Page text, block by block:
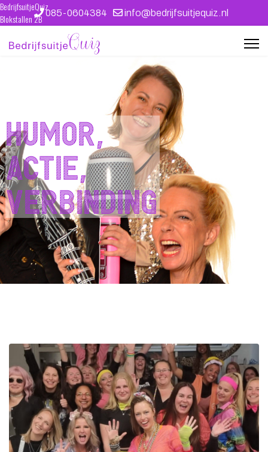
085-0604384 info@bedrijfsuitjequiz.nl
Humor,
actie,
verbinding
BedrijfsuitjeQuiz
Blokstallen 2B
4611 WB Bergen op Zoom
kvk 39087412